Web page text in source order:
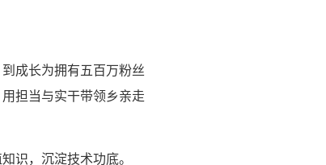
成长为拥有五百万粉丝
担当与实干带领乡亲走
识，沉淀技术功底。